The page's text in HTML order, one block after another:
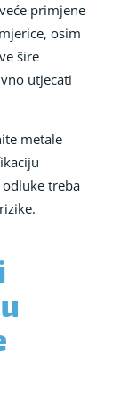
primjene
osim
šire
utjecati
metale
treba